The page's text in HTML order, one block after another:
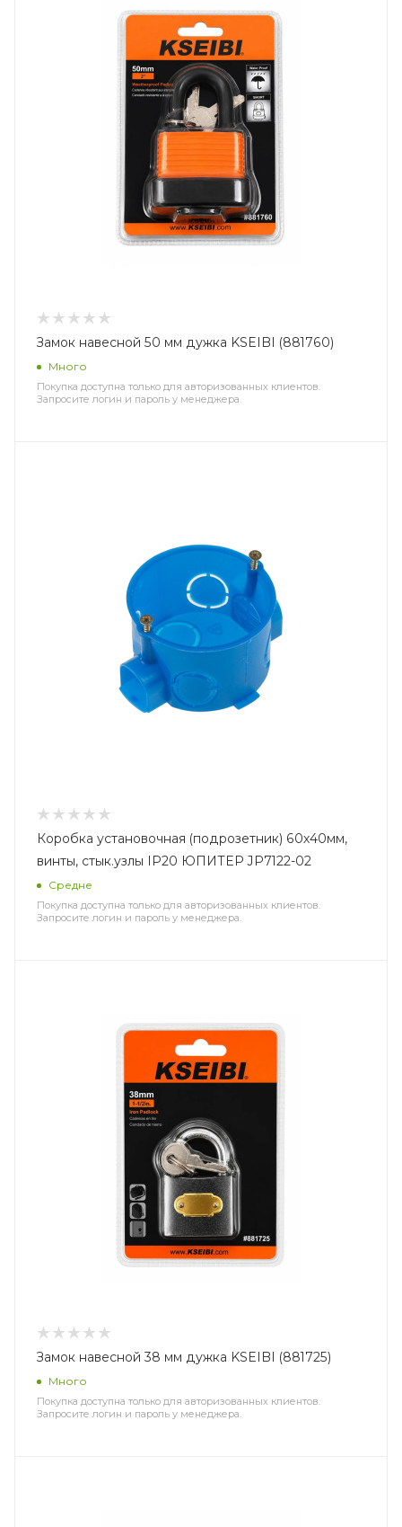
Замок навесной 50 мм дужка KSEIBI (881760)
Много
Покупка доступна только для авторизованных клиентов.
Запросите логин и пароль у менеджера.
Коробка установочная (подрозетник) 60х40мм,
винты, стык.узлы IP20 ЮПИТЕР JP7122-02
Средне
Покупка доступна только для авторизованных клиентов.
Запросите логин и пароль у менеджера.
Замок навесной 38 мм дужка KSEIBI (881725)
Много
Покупка доступна только для авторизованных клиентов.
Запросите логин и пароль у менеджера.